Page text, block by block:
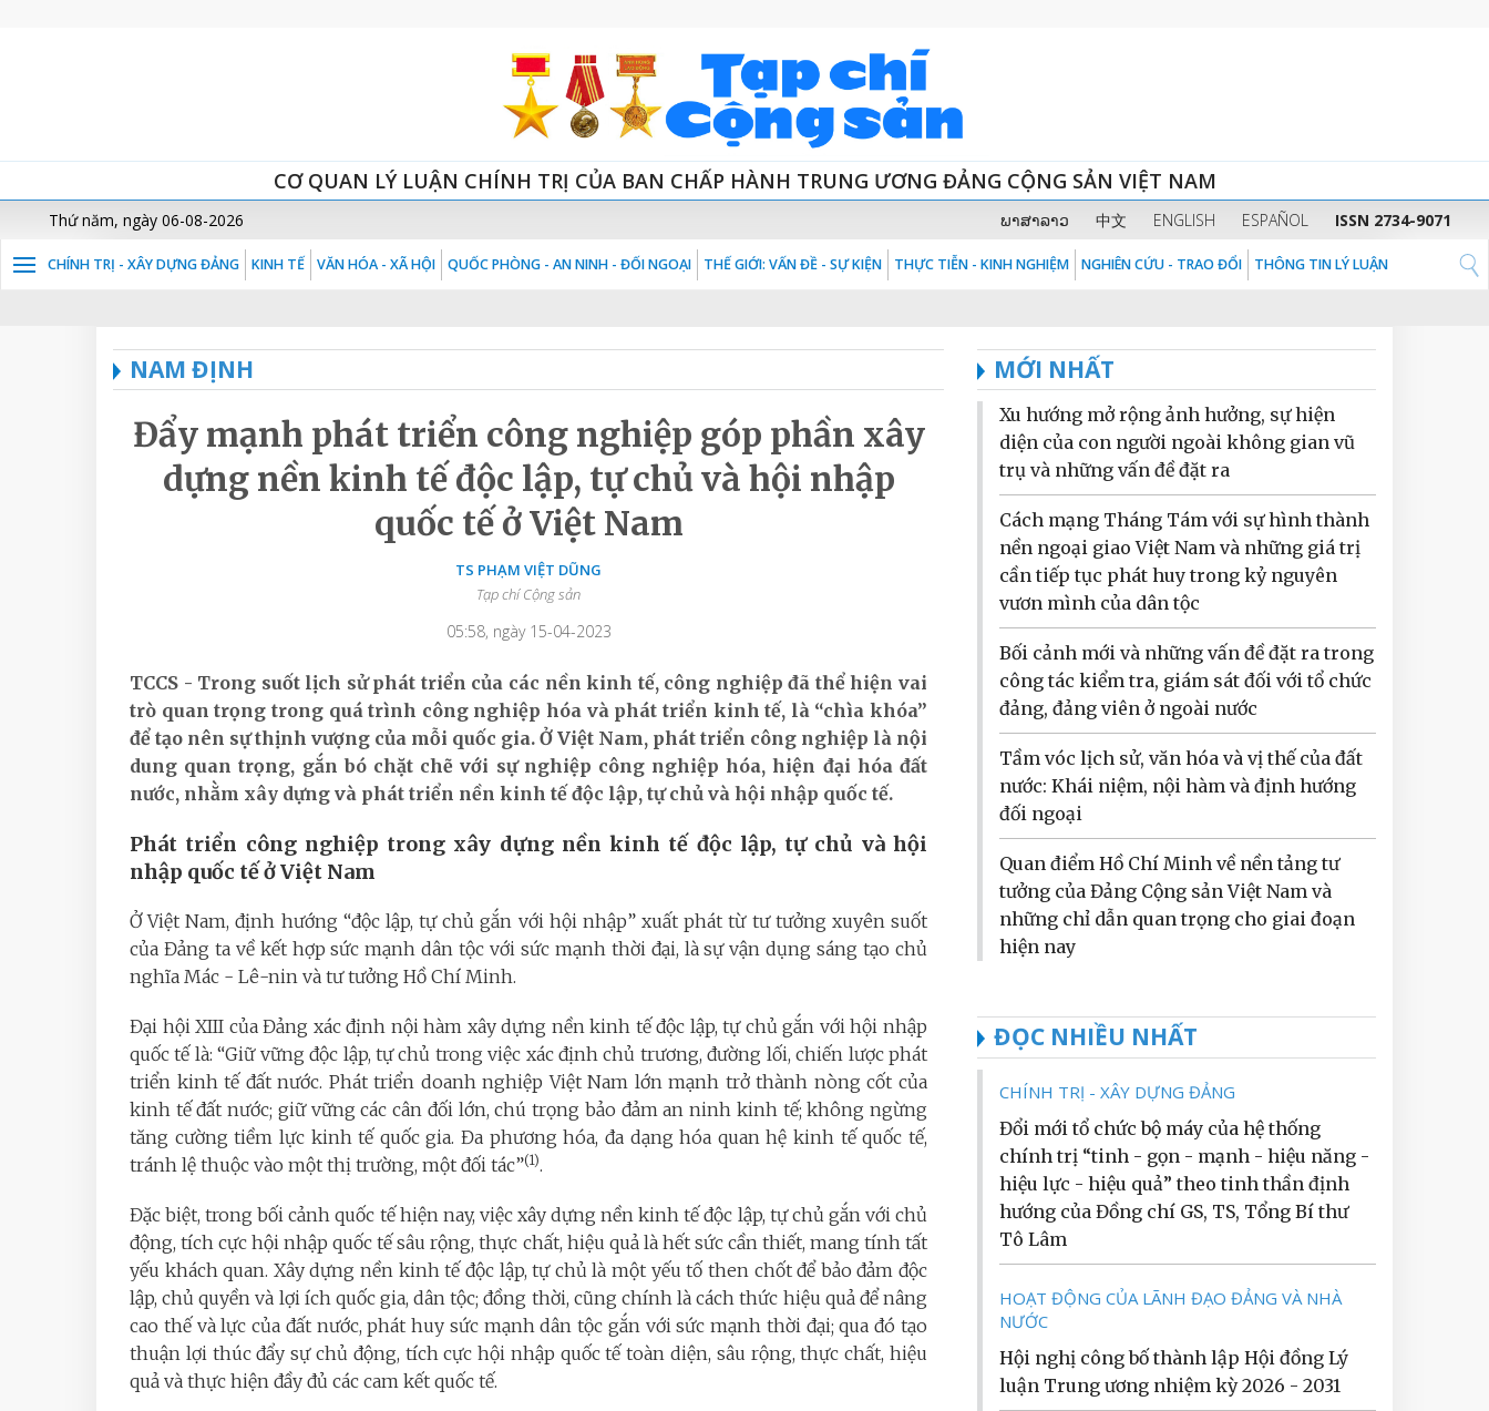
CƠ QUAN LÝ LUẬN CHÍNH TRỊ CỦA BAN CHẤP HÀNH TRUNG ƯƠNG ĐẢNG CỘNG SẢN VIỆT NAM
Thứ năm, ngày 06-08-2026 ພາສາລາວ 中文 ENGLISH ESPAÑOL ISSN 2734-9071
CHÍNH TRỊ - XÂY DỰNG ĐẢNG KINH TẾ VĂN HÓA - XÃ HỘI QUỐC PHÒNG - AN NINH - ĐỐI NGOẠI THẾ GIỚI: VẤN ĐỀ - SỰ KIỆN THỰC TIỄN - KINH NGHIỆM NGHIÊN CỨU - TRAO ĐỔI THÔNG TIN LÝ LUẬN
NAM ĐỊNH
Đẩy mạnh phát triển công nghiệp góp phần xây
dựng nền kinh tế độc lập, tự chủ và hội nhập
quốc tế ở Việt Nam
TS PHẠM VIỆT DŨNG
Tạp chí Cộng sản
05:58, ngày 15-04-2023
TCCS - Trong suốt lịch sử phát triển của các nền kinh tế, công nghiệp đã thể hiện vai
trò quan trọng trong quá trình công nghiệp hóa và phát triển kinh tế, là “chìa khóa”
để tạo nên sự thịnh vượng của mỗi quốc gia. Ở Việt Nam, phát triển công nghiệp là nội
dung quan trọng, gắn bó chặt chẽ với sự nghiệp công nghiệp hóa, hiện đại hóa đất
nước, nhằm xây dựng và phát triển nền kinh tế độc lập, tự chủ và hội nhập quốc tế.
Phát triển công nghiệp trong xây dựng nền kinh tế độc lập, tự chủ và hội
nhập quốc tế ở Việt Nam
Ở Việt Nam, định hướng “độc lập, tự chủ gắn với hội nhập” xuất phát từ tư tưởng xuyên suốt
của Đảng ta về kết hợp sức mạnh dân tộc với sức mạnh thời đại, là sự vận dụng sáng tạo chủ
nghĩa Mác - Lê-nin và tư tưởng Hồ Chí Minh.
Đại hội XIII của Đảng xác định nội hàm xây dựng nền kinh tế độc lập, tự chủ gắn với hội nhập
quốc tế là: “Giữ vững độc lập, tự chủ trong việc xác định chủ trương, đường lối, chiến lược phát
triển kinh tế đất nước. Phát triển doanh nghiệp Việt Nam lớn mạnh trở thành nòng cốt của
kinh tế đất nước; giữ vững các cân đối lớn, chú trọng bảo đảm an ninh kinh tế; không ngừng
tăng cường tiềm lực kinh tế quốc gia. Đa phương hóa, đa dạng hóa quan hệ kinh tế quốc tế,
tránh lệ thuộc vào một thị trường, một đối tác”(1).
Đặc biệt, trong bối cảnh quốc tế hiện nay, việc xây dựng nền kinh tế độc lập, tự chủ gắn với chủ
động, tích cực hội nhập quốc tế sâu rộng, thực chất, hiệu quả là hết sức cần thiết, mang tính tất
yếu khách quan. Xây dựng nền kinh tế độc lập, tự chủ là một yếu tố then chốt để bảo đảm độc
lập, chủ quyền và lợi ích quốc gia, dân tộc; đồng thời, cũng chính là cách thức hiệu quả để nâng
cao thế và lực của đất nước, phát huy sức mạnh dân tộc gắn với sức mạnh thời đại; qua đó tạo
thuận lợi thúc đẩy sự chủ động, tích cực hội nhập quốc tế toàn diện, sâu rộng, thực chất, hiệu
quả và thực hiện đầy đủ các cam kết quốc tế.
MỚI NHẤT
Xu hướng mở rộng ảnh hưởng, sự hiện
diện của con người ngoài không gian vũ
trụ và những vấn đề đặt ra
Cách mạng Tháng Tám với sự hình thành
nền ngoại giao Việt Nam và những giá trị
cần tiếp tục phát huy trong kỷ nguyên
vươn mình của dân tộc
Bối cảnh mới và những vấn đề đặt ra trong
công tác kiểm tra, giám sát đối với tổ chức
đảng, đảng viên ở ngoài nước
Tầm vóc lịch sử, văn hóa và vị thế của đất
nước: Khái niệm, nội hàm và định hướng
đối ngoại
Quan điểm Hồ Chí Minh về nền tảng tư
tưởng của Đảng Cộng sản Việt Nam và
những chỉ dẫn quan trọng cho giai đoạn
hiện nay
ĐỌC NHIỀU NHẤT
CHÍNH TRỊ - XÂY DỰNG ĐẢNG
Đổi mới tổ chức bộ máy của hệ thống
chính trị “tinh - gọn - mạnh - hiệu năng -
hiệu lực - hiệu quả” theo tinh thần định
hướng của Đồng chí GS, TS, Tổng Bí thư
Tô Lâm
HOẠT ĐỘNG CỦA LÃNH ĐẠO ĐẢNG VÀ NHÀ
NƯỚC
Hội nghị công bố thành lập Hội đồng Lý
luận Trung ương nhiệm kỳ 2026 - 2031